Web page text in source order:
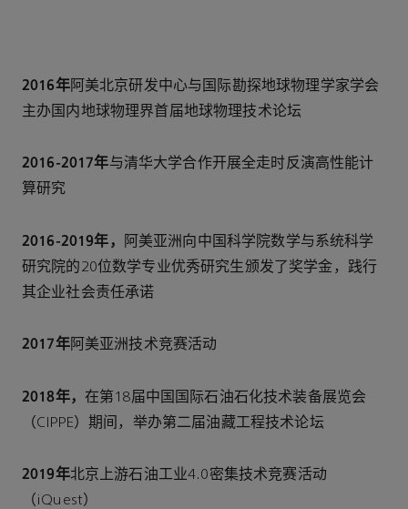
2016年阿美北京研发中心与国际勘探地球物理学家学会
主办国内地球物理界首届地球物理技术论坛
2016-2017年与清华大学合作开展全走时反演高性能计
算研究
2016-2019年，
阿美亚洲向中国科学院数学与系统科学
研究院的20位数学专业优秀研究生颁发了奖学金，践行
其企业社会责任承诺
2017年阿美亚洲技术竞赛活动
2018年， 在第18届中国国际石油石化技术装备展览会
（CIPPE）期间，举办第二届油藏工程技术论坛
2019年北京上游石油工业4.0密集技术竞赛活动
（iQuest）